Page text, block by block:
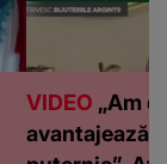
VIDEO „Am
avantajează